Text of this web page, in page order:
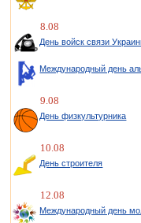
8.08
День войск связи
Международный день
9.08
День физкультурника
10.08
День строителя
12.08
Международный день